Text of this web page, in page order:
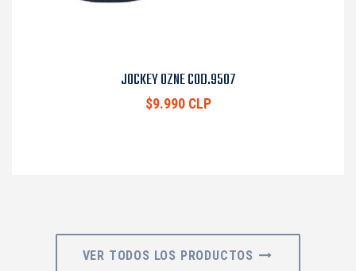
JOCKEY OZNE COD.9507
$9.990 CLP
VER TODOS LOS PRODUCTOS